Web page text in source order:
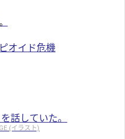
オイド危機
話していた。
(イラスト)